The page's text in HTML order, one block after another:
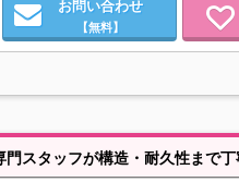
お問い合わせ
【無料】